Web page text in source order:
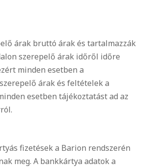
árak bruttó árak és tartalmazzák
szerepelő árak időről időre
minden esetben a
árak és feltételek a
esetben tájékoztatást ad az
fizetések a Barion rendszerén
meg. A bankkártya adatok a